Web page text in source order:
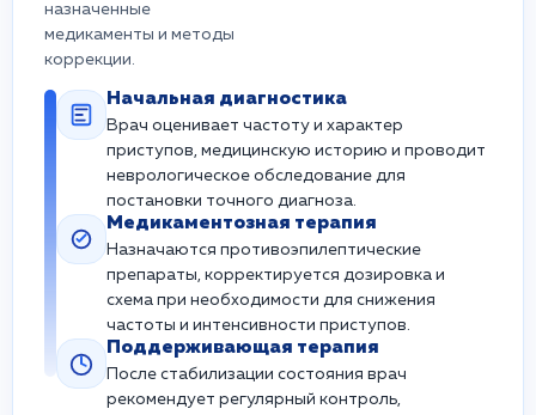
назначенные
медикаменты и методы
коррекции.
Начальная диагностика
Врач оценивает частоту и характер
приступов, медицинскую историю и проводит
неврологическое обследование для
постановки точного диагноза.
Медикаментозная терапия
Назначаются противоэпилептические
препараты, корректируется дозировка и
схема при необходимости для снижения
частоты и интенсивности приступов.
Поддерживающая терапия
После стабилизации состояния врач
рекомендует регулярный контроль,